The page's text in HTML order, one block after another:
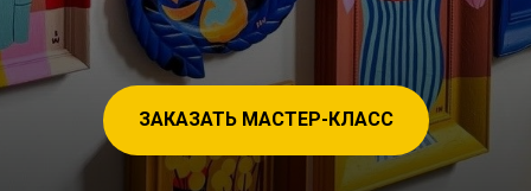
ЗАКАЗАТЬ МАСТЕР-КЛАСС